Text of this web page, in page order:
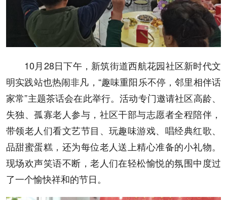
10月28日下午，新筑街道西航花园社区新时代文
明实践站也热闹非凡，“趣味重阳乐不停，邻里相伴话
家常”主题茶话会在此举行。活动专门邀请社区高龄、
失独、孤寡老人参与，社区干部与志愿者全程陪伴，
带领老人们看文艺节目、玩趣味游戏、唱经典红歌、
品甜蜜蛋糕，还为每位老人送上精心准备的小礼物。
现场欢声笑语不断，老人们在轻松愉悦的氛围中度过
了一个愉快祥和的节日。